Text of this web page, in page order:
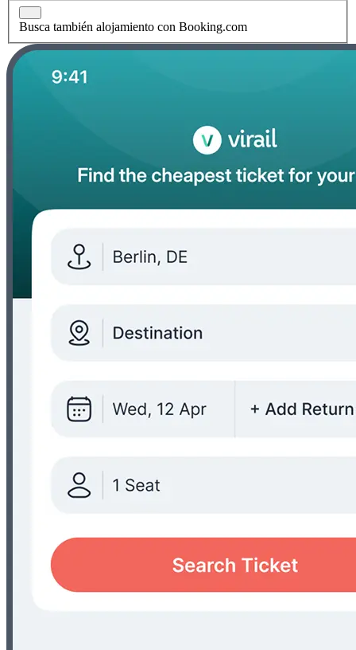
Busca también alojamiento con Booking.com